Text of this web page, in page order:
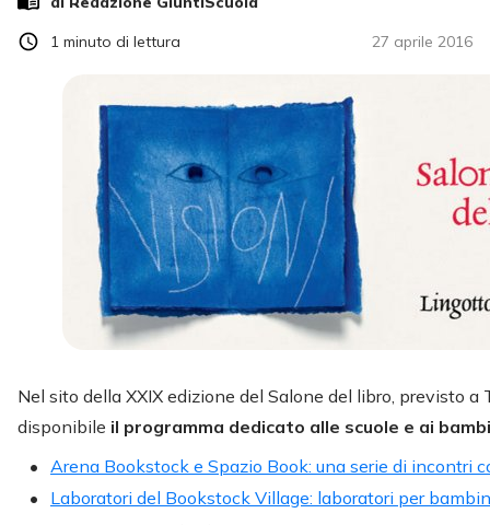
27 aprile 2016
1 minuto di lettura
Nel sito della XXIX edizione del Salone del libro, previsto
disponibile il programma dedicato alle scuole e ai
Arena Bookstock e Spazio Book: una serie di incontri
Laboratori del Bookstock Village: laboratori per